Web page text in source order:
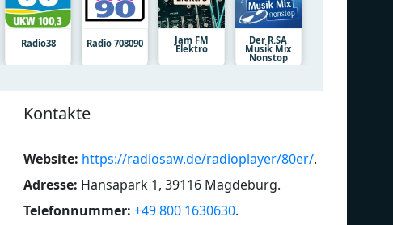
Radio38 Radio 708090 Jam FM
Elektro
Der R.SA
Musik Mix
Nonstop
Kontakte
Website: https://radiosaw.de/radioplayer/80er/.
Adresse: Hansapark 1, 39116 Magdeburg.
Telefonnummer: +49 800 1630630.